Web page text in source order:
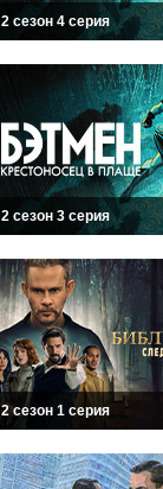
2 сезон 4 серия
2 сезон 3 серия
2 сезон 1 серия